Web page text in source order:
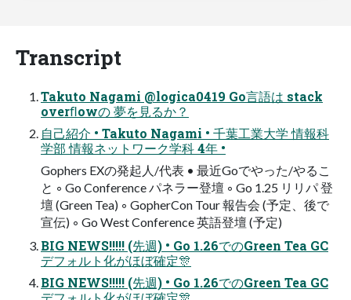
Transcript
Takuto Nagami @logica0419 Go言語は stack
overﬂowの 夢を見るか？
自己紹介 • Takuto Nagami • 千葉工業大学 情報科
学部 情報ネットワーク学科 4年 •
Gophers EXの発起人/代表 • 最近Goでやった/やるこ
と ◦ Go Conference パネラー登壇 ◦ Go 1.25 リリパ 登
壇 (Green Tea) ◦ GopherCon Tour 報告会 (予定、後で
宣伝) ◦ Go West Conference 英語登壇 (予定)
BIG NEWS!!!!! (先週) • Go 1.26でのGreen Tea GC
デフォルト化がほぼ確定🎊
BIG NEWS!!!!! (先週) • Go 1.26でのGreen Tea GC